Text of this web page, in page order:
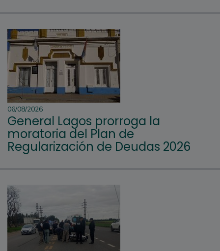
06/08/2026
General Lagos prorroga la
moratoria del Plan de
Regularización de Deudas 2026